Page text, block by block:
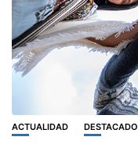
ACTUALIDAD DESTACADO